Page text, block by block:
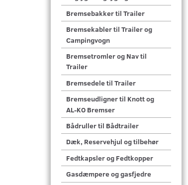
Bremsebakker til Trailer
Bremsekabler til Trailer og
Campingvogn
Bremsetromler og Nav til
Trailer
Bremsedele til Trailer
Bremseudligner til Knott og
AL-KO Bremser
Bådruller til Bådtrailer
Dæk, Reservehjul og tilbehør
Fedtkapsler og Fedtkopper
Gasdæmpere og gasfjedre